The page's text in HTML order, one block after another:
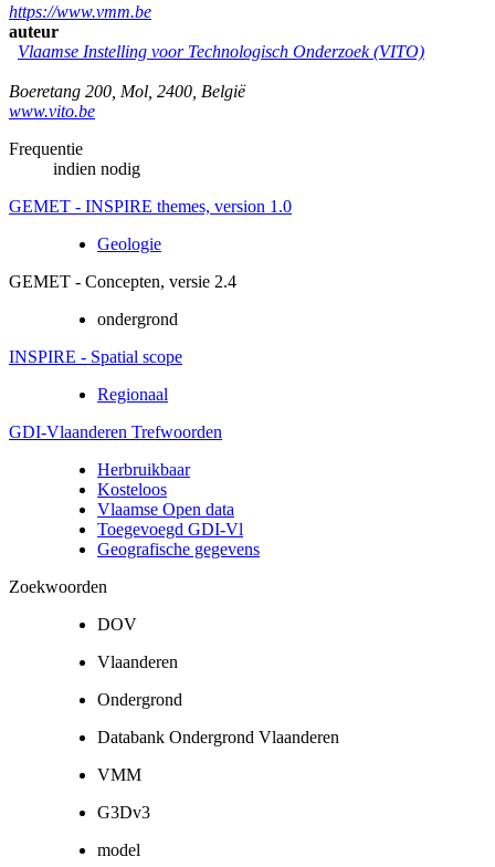
https://www.vmm.be
auteur
Vlaamse Instelling voor Technologisch Onderzoek (VITO)
Boeretang 200 Mol 2400 België
www.vito.be
Frequentie
indien nodig
GEMET - INSPIRE themes, version 1.0
Geologie
GEMET - Concepten, versie 2.4
ondergrond
INSPIRE - Spatial scope
Regionaal
GDI-Vlaanderen Trefwoorden
Herbruikbaar
Kosteloos
Vlaamse Open data
Toegevoegd GDI-Vl
Geografische gegevens
Zoekwoorden
DOV
Vlaanderen
Ondergrond
Databank Ondergrond Vlaanderen
VMM
G3Dv3
model